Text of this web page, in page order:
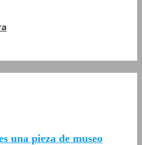
una pieza de museo